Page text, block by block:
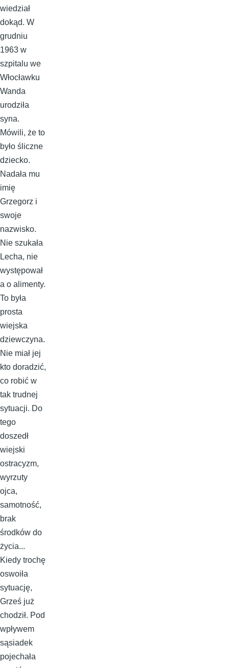
wiedział
dokąd. W
grudniu
1963 w
szpitalu we
Włocławku
Wanda
urodziła
syna.
Mówili, że to
było śliczne
dziecko.
Nadała mu
imię
Grzegorz i
swoje
nazwisko.
Nie szukała
Lecha, nie
występował
a o alimenty.
To była
prosta
wiejska
dziewczyna.
Nie miał jej
kto doradzić,
co robić w
tak trudnej
sytuacji. Do
tego
doszedł
wiejski
ostracyzm,
wyrzuty
ojca,
samotność,
brak
środków do
życia...
Kiedy trochę
oswoiła
sytuację,
Grześ już
chodził. Pod
wpływem
sąsiadek
pojechała